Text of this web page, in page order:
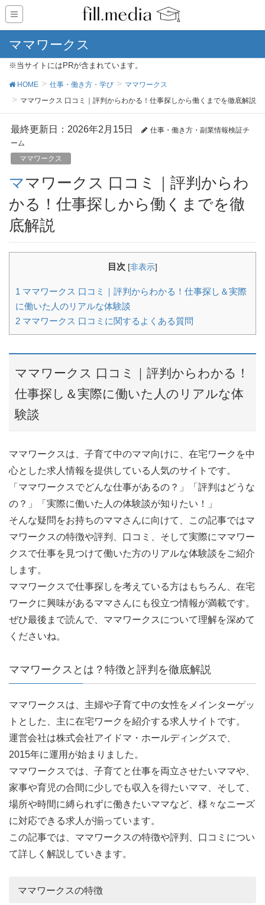
ママワークス
※当サイトにはPRが含まれています。
HOME 仕事・働き方・学び
ママワークス
ママワークス 口コミ｜評判からわかる！仕事探しから働くまでを徹底解説
最終更新日：2026年2月15日
仕事・働き方・副業情報検証チ
ーム
ママワークス
ママワークス 口コミ｜評判からわ
かる！仕事探しから働くまでを徹
底解説
目次 [非表示]
1 ママワークス 口コミ｜評判からわかる！仕事探し＆実際
に働いた人のリアルな体験談
2 ママワークス 口コミに関するよくある質問
ママワークス 口コミ｜評判からわかる！
仕事探し＆実際に働いた人のリアルな体
験談
ママワークスは、子育て中のママ向けに、在宅ワークを中
心とした求人情報を提供している人気のサイトです。
「ママワークスでどんな仕事があるの？」「評判はどうな
の？」「実際に働いた人の体験談が知りたい！」
そんな疑問をお持ちのママさんに向けて、この記事ではマ
マワークスの特徴や評判、口コミ、そして実際にママワー
クスで仕事を見つけて働いた方のリアルな体験談をご紹介
します。
ママワークスで仕事探しを考えている方はもちろん、在宅
ワークに興味があるママさんにも役立つ情報が満載です。
ぜひ最後まで読んで、ママワークスについて理解を深めて
くださいね。
ママワークスとは？特徴と評判を徹底解説
ママワークスは、主婦や子育て中の女性をメインターゲッ
トとした、主に在宅ワークを紹介する求人サイトです。
運営会社は株式会社アイドマ・ホールディングスで、
2015年に運用が始まりました。
ママワークスでは、子育てと仕事を両立させたいママや、
家事や育児の合間に少しでも収入を得たいママ、そして、
場所や時間に縛られずに働きたいママなど、様々なニーズ
に対応できる求人が揃っています。
この記事では、ママワークスの特徴や評判、口コミについ
て詳しく解説していきます。
ママワークスの特徴